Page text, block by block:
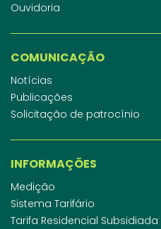
Ouvidoria
COMUNICAÇÃO
Notícias
Publicações
Solicitação de patrocínio
INFORMAÇÕES
Medição
Sistema Tarifário
Tarifa Residencial Subsidiada